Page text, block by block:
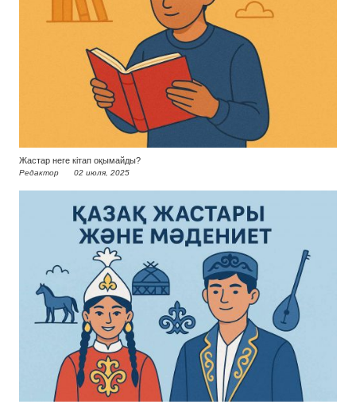
Жастар неге кітап оқымайды?
Редактор 02 июля, 2025